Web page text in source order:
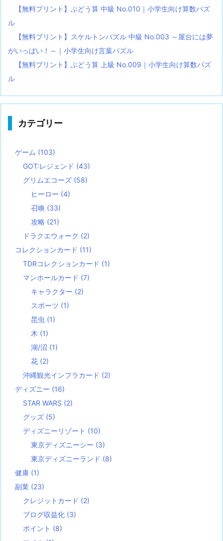
【無料プリント】ぶどう算 中級 No.010｜小学生向け算数パズ
ル
【無料プリント】スケルトンパズル 中級 No.003 ～屋台には夢
がいっぱい！～｜小学生向け言葉パズル
【無料プリント】ぶどう算 上級 No.009｜小学生向け算数パズ
ル
カテゴリー
ゲーム (103)
GOT:レジェンド (43)
グリムエコーズ (58)
ヒーロー (4)
召喚 (33)
攻略 (21)
ドラクエウォーク (2)
コレクションカード (11)
TDRコレクションカード (1)
マンホールカード (7)
キャラクター (2)
スポーツ (1)
昆虫 (1)
木 (1)
湖/沼 (1)
花 (2)
沖縄観光インフラカード (2)
ディズニー (16)
STAR WARS (2)
グッズ (5)
ディズニーリゾート (10)
東京ディズニーシー (3)
東京ディズニーランド (8)
健康 (1)
副業 (23)
クレジットカード (2)
ブログ収益化 (3)
ポイント (8)